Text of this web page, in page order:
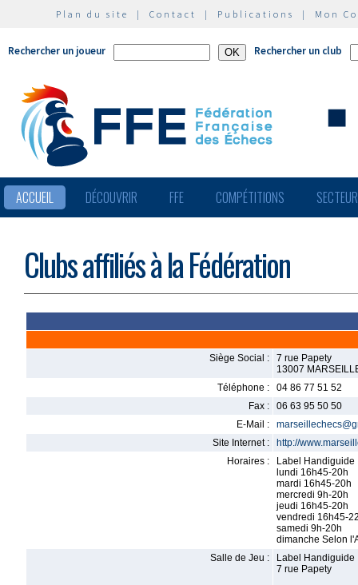
Plan du site | Contact | Publications | Mon
Rechercher un joueur Rechercher un club
ACCUEIL DÉCOUVRIR FFE COMPÉTITIONS
Clubs affiliés à la Fédération
Siège Social :
7 rue Papety
13007
Téléphone :
04 86 77 51 52
Fax :
06 63 95 50 50
E-Mail :
Site Internet :
http://
Horaires :
Label Handiguide
lundi 16h45-20h
mardi 16h45-20h
mercredi 9h-20h
jeudi 16h45-20h
vendredi 16h45-
samedi 9h-20h
dimanche Selon
Salle de Jeu :
Label Handiguide
7 rue Papety